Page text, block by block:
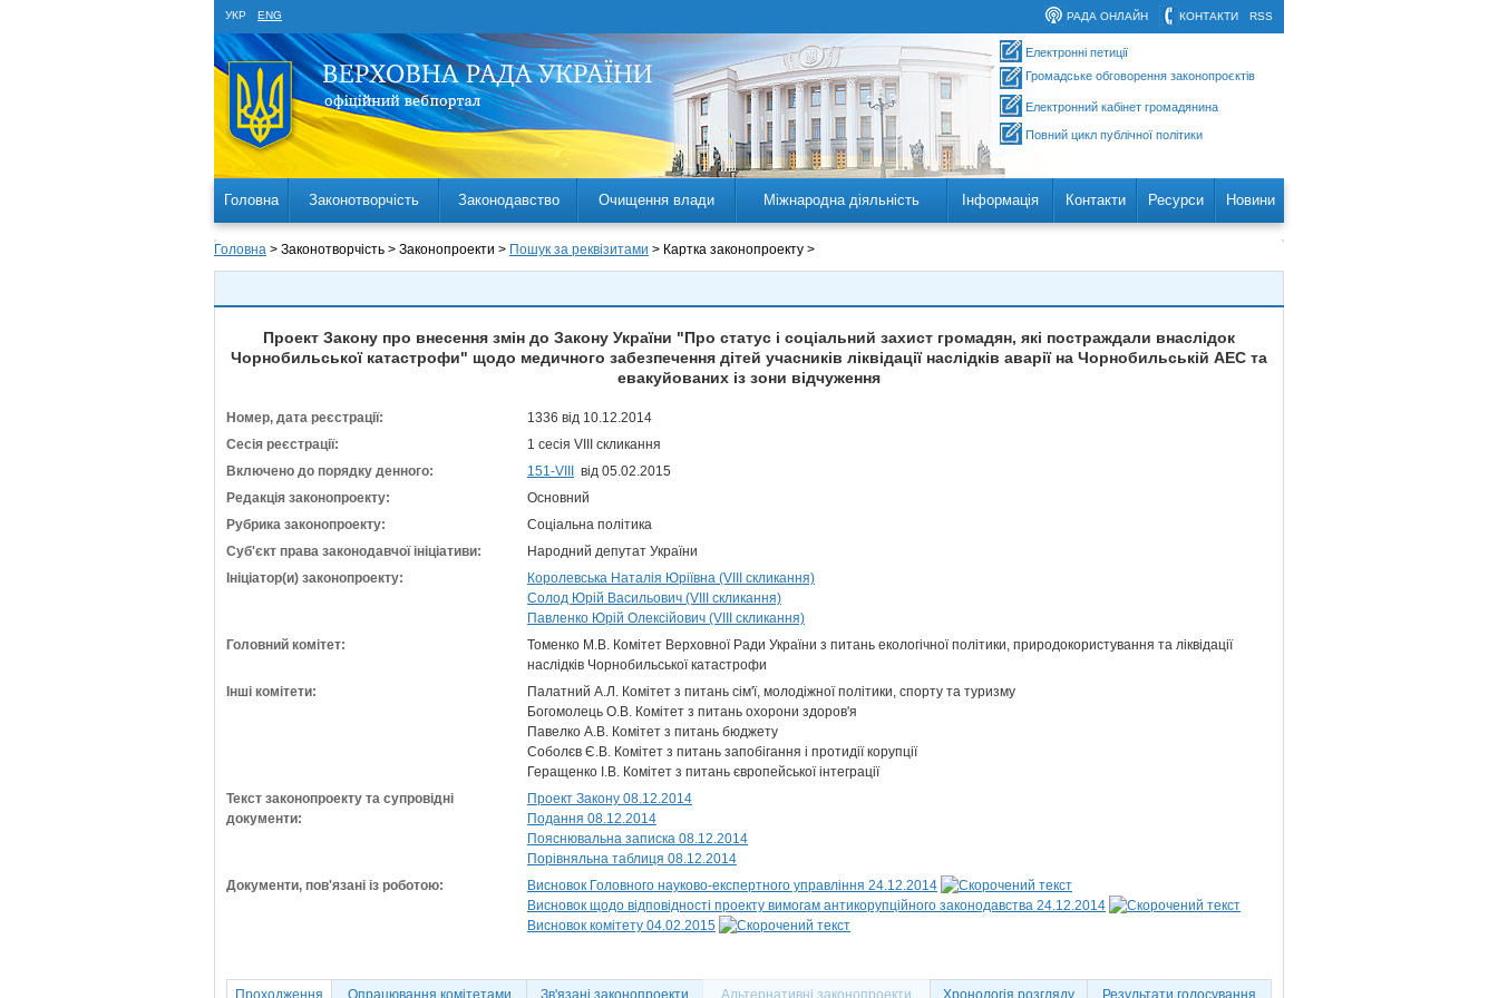
УКР ENG RSS
КОНТАКТИ
РАДА ОНЛАЙН
Електронні петиції
Громадське обговорення законопроєктів
Електронний кабінет громадянина
Повний цикл публічної політики
Головна Законотворчість Законодавство Очищення влади Міжнародна діяльність Інформація Контакти Ресурси Новини
Головна > Законотворчість > Законопроекти > Пошук за реквізитами > Картка законопроекту >
Проект Закону про внесення змін до Закону України "Про статус і соціальний захист громадян, які постраждали внаслідок
Чорнобильської катастрофи" щодо медичного забезпечення дітей учасників ліквідації наслідків аварії на Чорнобильській АЕС та
евакуйованих із зони відчуження
Номер, дата реєстрації:
1336 від 10.12.2014
Сесія реєстрації:
1 сесія VIII скликання
Включено до порядку денного:
151-VIII
від 05.02.2015
Редакція законопроекту:
Основний
Рубрика законопроекту:
Соціальна політика
Суб'єкт права законодавчої ініціативи:
Народний депутат України
Ініціатор(и) законопроекту:
Королевська Наталія Юріївна (VIII скликання)
Солод Юрій Васильович (VIII скликання)
Павленко Юрій Олексійович (VIII скликання)
Головний комітет:
Томенко М.В. Комітет Верховної Ради України з питань екологічної політики, природокористування та ліквідації
наслідків Чорнобильської катастрофи
Інші комітети:
Палатний А.Л. Комітет з питань сім'ї, молодіжної політики, спорту та туризму
Богомолець О.В. Комітет з питань охорони здоров'я
Павелко А.В. Комітет з питань бюджету
Соболєв Є.В. Комітет з питань запобігання і протидії корупції
Геращенко І.В. Комітет з питань європейської інтеграції
Текст законопроекту та супровідні
документи:
Проект Закону 08.12.2014
Подання 08.12.2014
Пояснювальна записка 08.12.2014
Порівняльна таблиця 08.12.2014
Документи, пов'язані із роботою:
Висновок Головного науково-експертного управління 24.12.2014
Висновок щодо відповідності проекту вимогам антикорупційного законодавства 24.12.2014
Висновок комітету 04.02.2015
Проходження Опрацювання комітетами Зв'язані законопроекти Альтернативні законопроекти Хронологія розгляду Результати голосування